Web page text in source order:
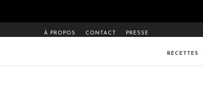
À PROPOS CONTACT PRESSE
RECETTES